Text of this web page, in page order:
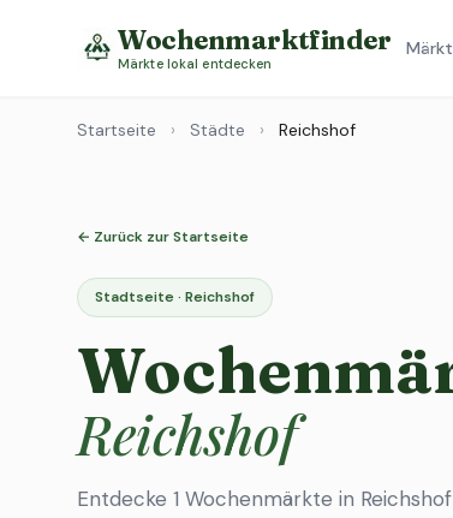
Wochenmarktfinder
Märkte lokal entdecken
Startseite › Städte › Reichshof
← Zurück zur Startseite
Stadtseite · Reichshof
Reichshof
Entdecke 1 Wochenmärkte in